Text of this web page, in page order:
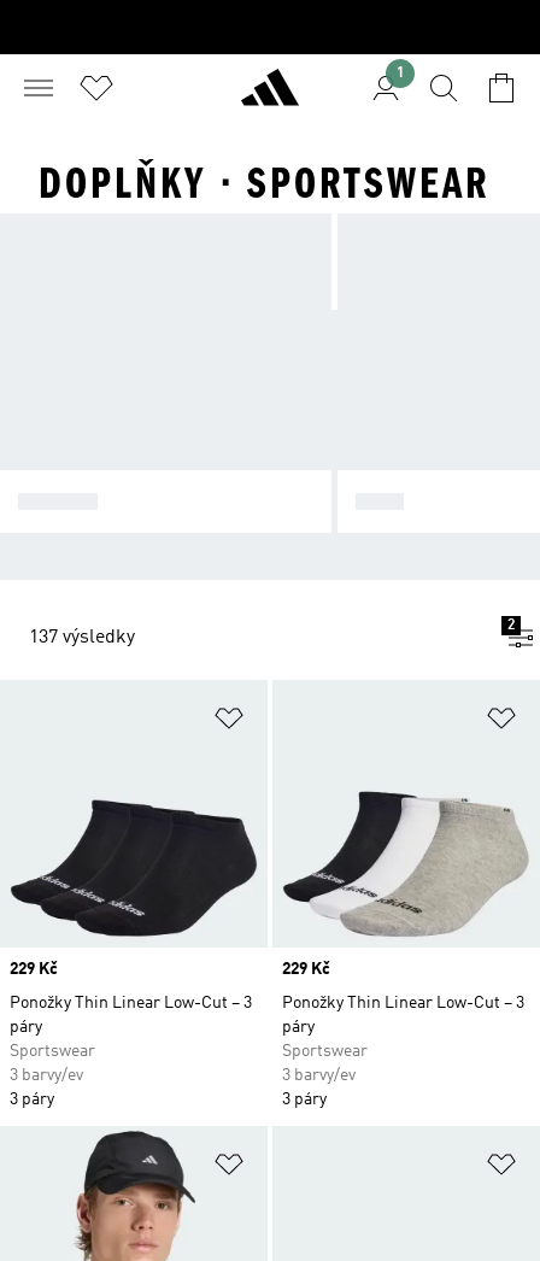
1
DOPLŇKY · SPORTSWEAR
137 výsledky
2
Price
229 Kč
Ponožky Thin Linear Low-Cut – 3
páry
Sportswear
3 barvy/ev
3 páry
Price
229 Kč
Ponožky Thin Linear Low-Cut – 3
páry
Sportswear
3 barvy/ev
3 páry